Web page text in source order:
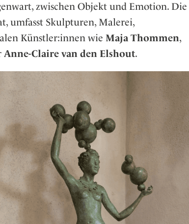
zwischen Objekt und Emotion. Die
umfasst Skulpturen, Malerei,
Künstler:innen wie Maja Thommen,
Anne-Claire van den Elshout.